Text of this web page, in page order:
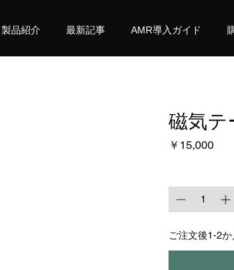
製品紹介 最新記事 AMR導入ガイド
磁気テ
￥15,000価格
ご注文後1-2か